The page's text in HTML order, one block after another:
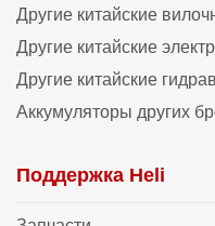
Другие китайские
Другие китайские
Другие китайские
Аккумуляторы других
Поддержка Heli